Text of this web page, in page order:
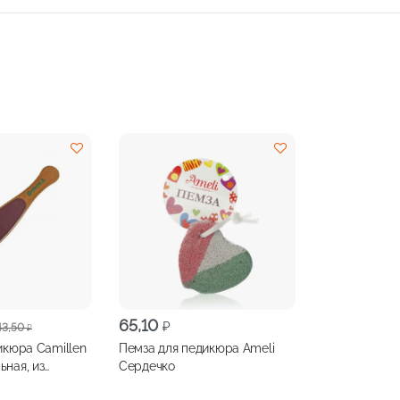
₽
Camillen
из
65,10 ₽
Пемза для педикюра Ameli
Сердечко